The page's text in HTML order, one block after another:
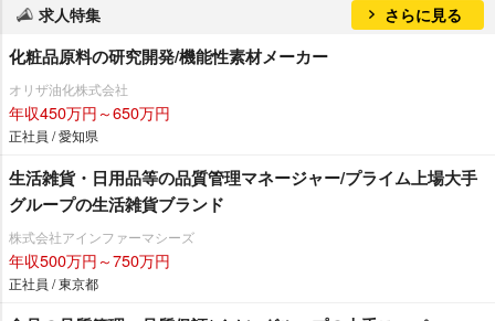
求人特集 さらに見る
化粧品原料の研究開発/機能性素材メーカー
オリザ油化株式会社
年収450万円～650万円
正社員 / 愛知県
生活雑貨・日用品等の品質管理マネージャー/プライム上場大手
グループの生活雑貨ブランド
株式会社アインファーマシーズ
年収500万円～750万円
正社員 / 東京都